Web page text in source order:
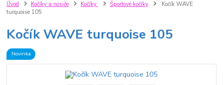
Úvod Kočíky a nosiče Kočíky Športové kočíky
Kočík WAVE
turquoise 105
Kočík WAVE turquoise 105
Novinka